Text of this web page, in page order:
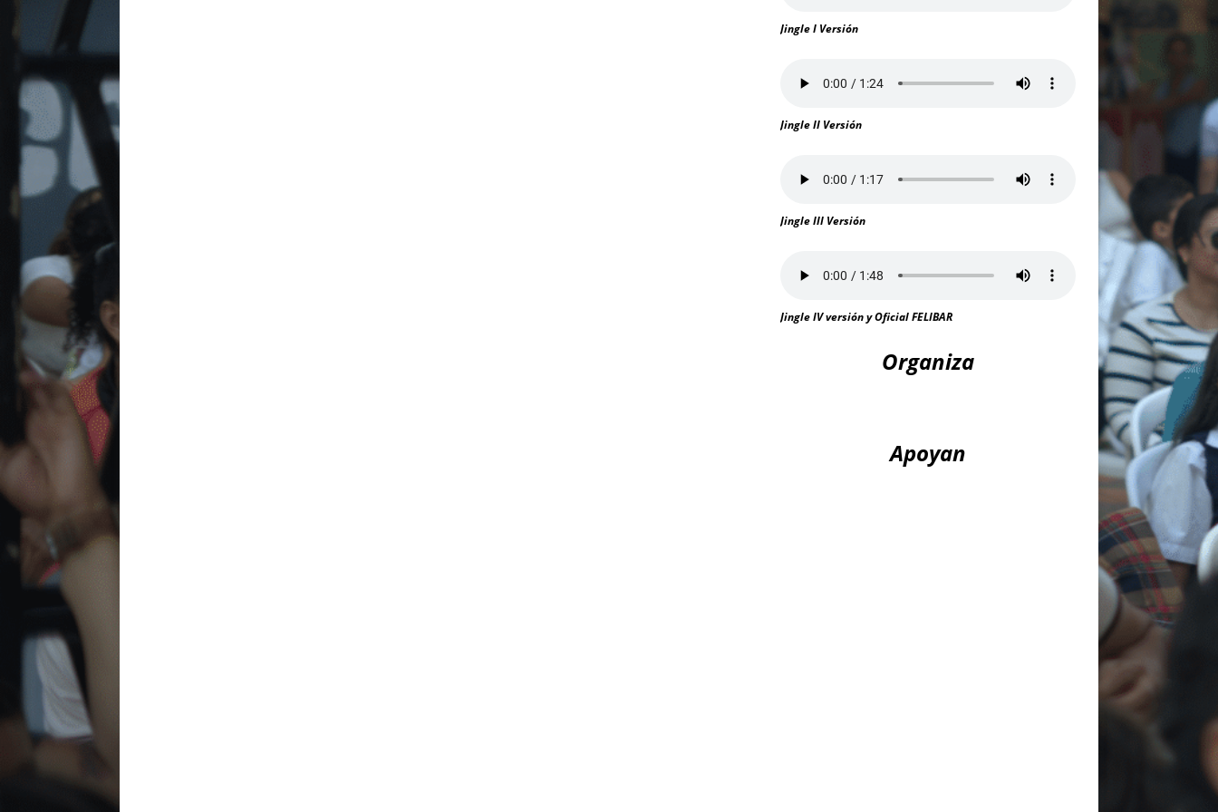
Jingle I Versión
Jingle II Versión
Jingle III Versión
Jingle IV versión y Oficial FELIBAR
Organiza
Apoyan